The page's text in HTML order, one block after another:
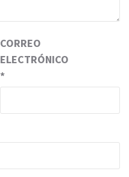
CORREO
ELECTRÓNICO
*